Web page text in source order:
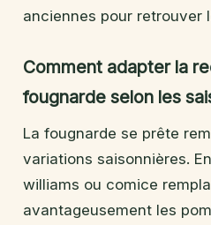
anciennes pour retrouver
Comment adapter la
fougnarde selon les
La fougnarde se prête
variations saisonnières.
williams ou comice
avantageusement les